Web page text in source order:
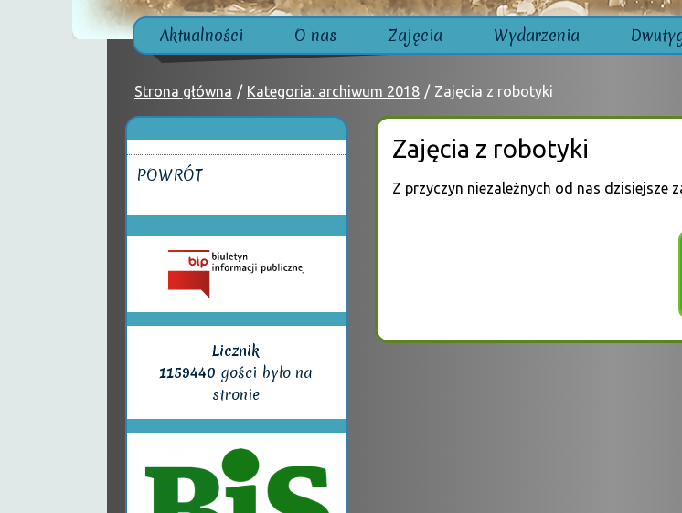
Aktualności O nas Zajęcia Wydarzenia
Strona główna Kategoria: archiwum 2018 Zajęcia z robotyki
Zajęcia z robotyki
Z przyczyn niezależnych od nas dzisiejsze
POWRÓT
Licznik
1159440 gości było na
stronie